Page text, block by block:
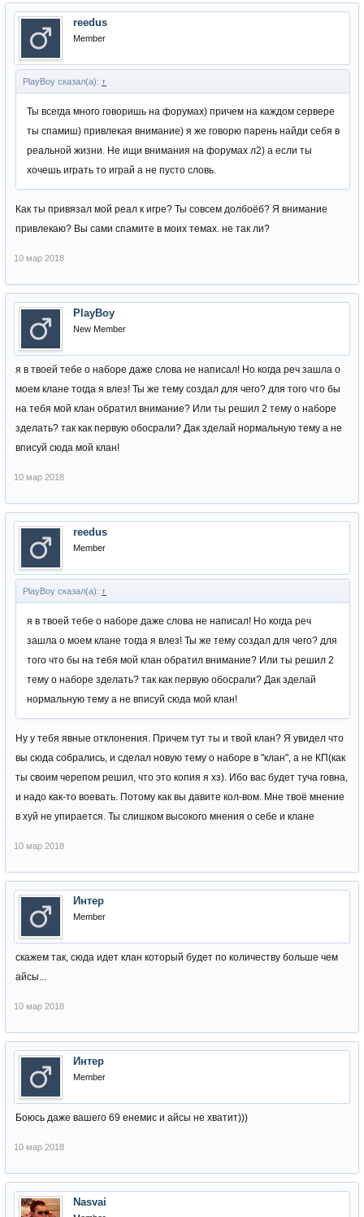
reedus
Member
PlayBoy сказал(а): ↑
Ты всегда много говоришь на форумах) причем на каждом сервере
ты спамиш) привлекая внимание) я же говорю парень найди себя в
реальной жизни. Не ищи внимания на форумах л2) а если ты
хочешь играть то играй а не пусто словь.
Как ты привязал мой реал к игре? Ты совсем долбоёб? Я внимание
привлекаю? Вы сами спамите в моих темах. не так ли?
10 мар 2018
PlayBoy
New Member
я в твоей тебе о наборе даже слова не написал! Но когда реч зашла о
моем клане тогда я влез! Ты же тему создал для чего? для того что бы
на тебя мой клан обратил внимание? Или ты решил 2 тему о наборе
зделать? так как первую обосрали? Дак зделай нормальную тему а не
вписуй сюда мой клан!
10 мар 2018
reedus
Member
PlayBoy сказал(а): ↑
я в твоей тебе о наборе даже слова не написал! Но когда реч
зашла о моем клане тогда я влез! Ты же тему создал для чего? для
того что бы на тебя мой клан обратил внимание? Или ты решил 2
тему о наборе зделать? так как первую обосрали? Дак зделай
нормальную тему а не вписуй сюда мой клан!
Ну у тебя явные отклонения. Причем тут ты и твой клан? Я увидел что
вы сюда собрались, и сделал новую тему о наборе в "клан", а не КП(как
ты своим черепом решил, что это копия я хз). Ибо вас будет туча говна,
и надо как-то воевать. Потому как вы давите кол-вом. Мне твоё мнение
в хуй не упирается. Ты слишком высокого мнения о себе и клане
10 мар 2018
Интер
Member
скажем так, сюда идет клан который будет по количеству больше чем
айсы...
10 мар 2018
Интер
Member
Боюсь даже вашего 69 енемис и айсы не хватит)))
10 мар 2018
Nasvai